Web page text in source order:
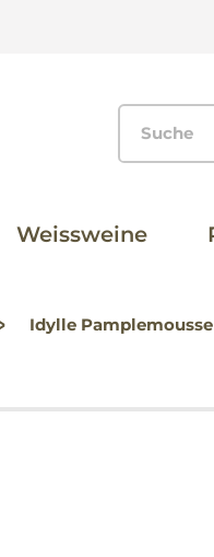
Weissweine
Idylle